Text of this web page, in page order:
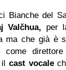
Bianche del
Valčhua, per
ma che già è
come
cast vocale